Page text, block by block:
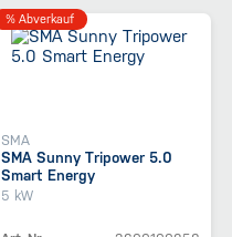
% Abverkauf
SMA
SMA Sunny Tripower 5.0
Smart Energy
5 kW